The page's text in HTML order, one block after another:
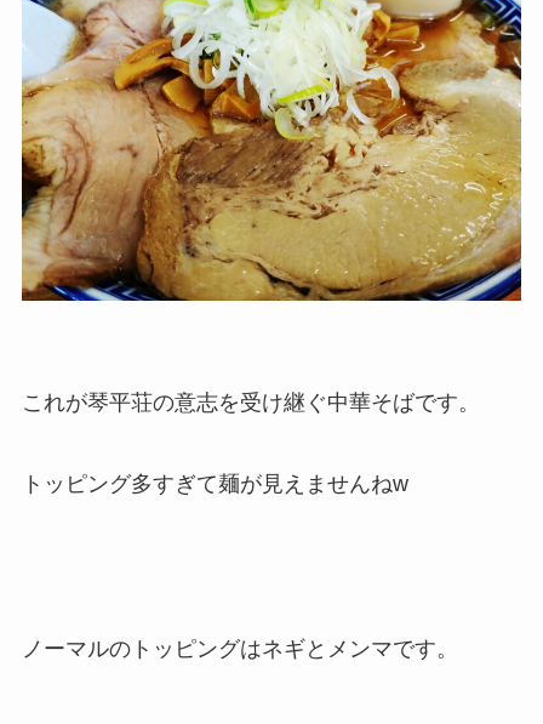
これが琴平荘の意志を受け継ぐ中華そばです。
トッピング多すぎて麺が見えませんねw
ノーマルのトッピングはネギとメンマです。